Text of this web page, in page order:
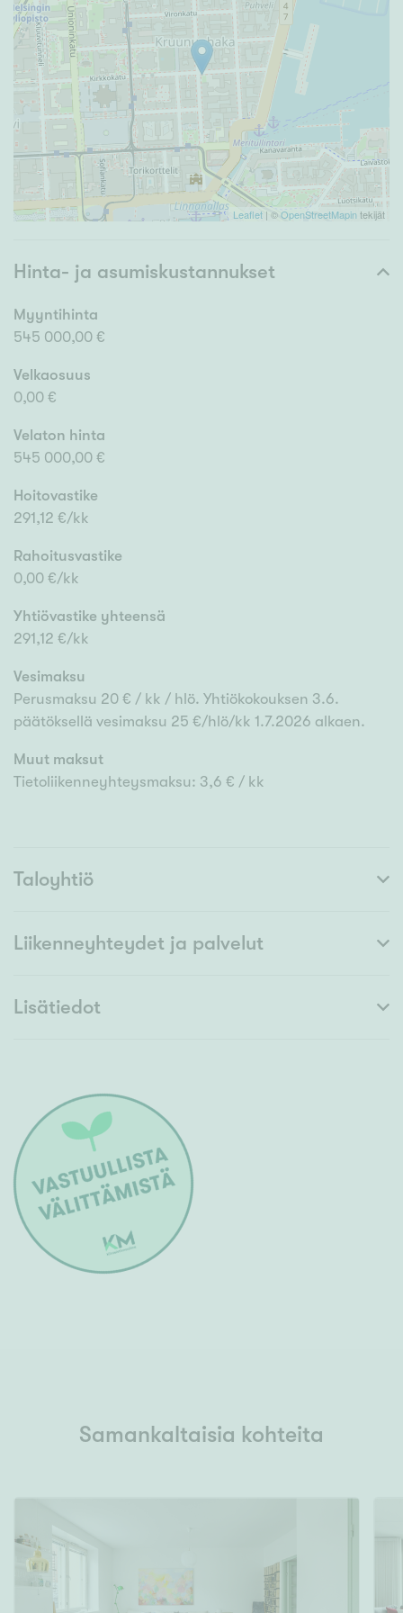
Leaflet | ©OpenStreetMapintekijät
Hinta- ja asumiskustannukset
Myyntihinta
545 000,00 €
Velkaosuus
0,00 €
Velaton hinta
545 000,00 €
Hoitovastike
291,12 €/kk
Rahoitusvastike
0,00 €/kk
Yhtiövastike yhteensä
291,12 €/kk
Vesimaksu
Perusmaksu 20 € / kk / hlö. Yhtiökokouksen 3.6.
päätöksellä vesimaksu 25 €/hlö/kk 1.7.2026 alkaen.
Muut maksut
Tietoliikenneyhteysmaksu: 3,6 € / kk
Taloyhtiö
Liikenneyhteydet ja palvelut
Lisätiedot
Samankaltaisia kohteita